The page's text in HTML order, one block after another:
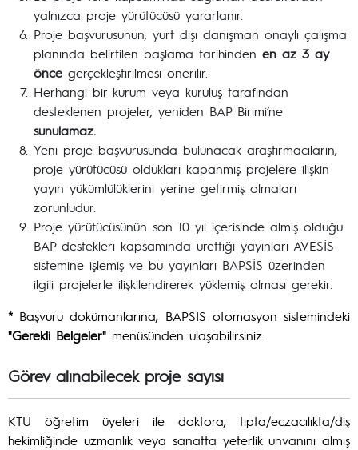
yalnızca proje yürütücüsü yararlanır.
Proje başvurusunun, yurt dışı danışman onaylı çalışma
planında belirtilen başlama tarihinden en az 3 ay
önce gerçekleştirilmesi önerilir.
Herhangi bir kurum veya kuruluş tarafından
desteklenen projeler, yeniden BAP Birimi’ne
sunulamaz.
Yeni proje başvurusunda bulunacak araştırmacıların,
proje yürütücüsü oldukları kapanmış projelere ilişkin
yayın yükümlülüklerini yerine getirmiş olmaları
zorunludur.
Proje yürütücüsünün son 10 yıl içerisinde almış olduğu
BAP destekleri kapsamında ürettiği yayınları AVESİS
sistemine işlemiş ve bu yayınları BAPSİS üzerinden
ilgili projelerle ilişkilendirerek yüklemiş olması gerekir.
* Başvuru dokümanlarına, BAPSİS otomasyon sistemindeki
"Gerekli Belgeler" menüsünden ulaşabilirsiniz.
Görev alınabilecek proje sayısı
KTÜ öğretim üyeleri ile doktora, tıpta/eczacılıkta/diş
hekimliğinde uzmanlık veya sanatta yeterlik unvanını almış